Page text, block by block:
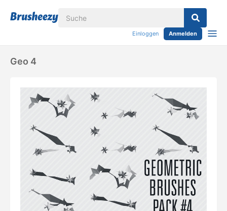
Einloggen Anmelden
Geo 4